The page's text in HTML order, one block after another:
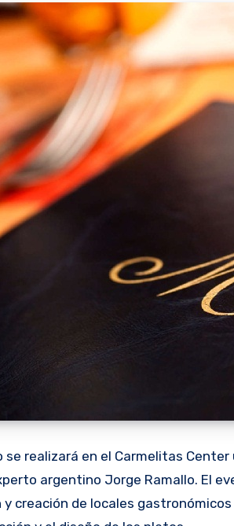
se realizará en el Carmelitas
argentino Jorge Ramallo. El
creación de locales